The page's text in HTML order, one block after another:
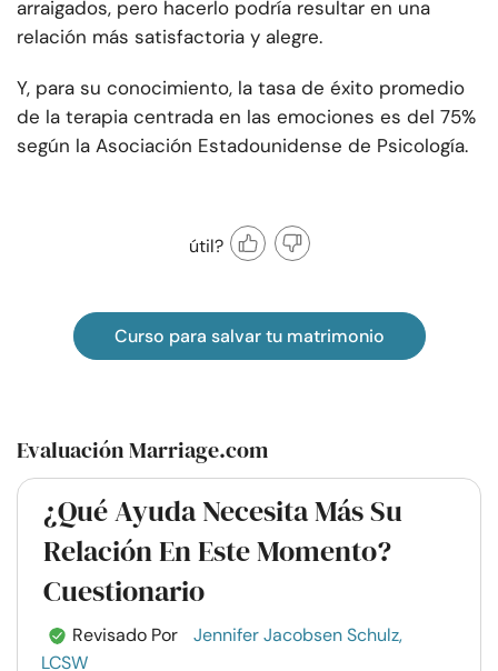
arraigados, pero hacerlo podría resultar en una
relación más satisfactoria y alegre.
Y, para su conocimiento, la tasa de éxito promedio
de la terapia centrada en las emociones es del 75%
según la Asociación Estadounidense de Psicología.
útil?
Curso para salvar tu matrimonio
Evaluación Marriage.com
¿Qué Ayuda Necesita Más Su
Relación En Este Momento?
Cuestionario
Revisado Por
Jennifer Jacobsen Schulz,
LCSW